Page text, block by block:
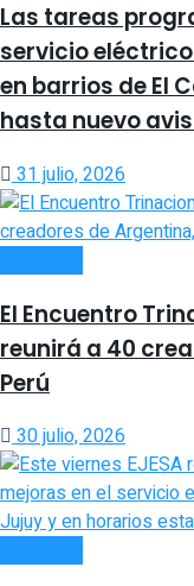
Las tareas
servicio
en barrios de El
hasta nuevo
31 julio, 2026
El Encuentro
reunirá a 40
Perú
30 julio, 2026